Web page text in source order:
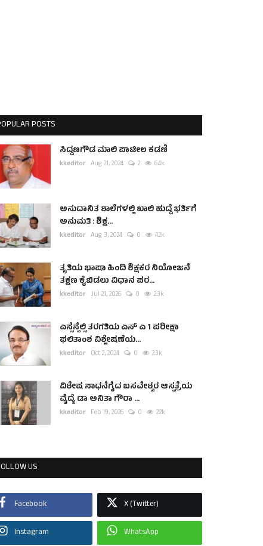
POSTS
ಸಿದ್ದಣಗೌಡ ಮಾಲಿ ಪಾಟೀಲ ಕಡಣಿ
kkeditor Aug 21, 2024 2 6.4k
ಅನುದಾನಿತ ಶಾಲೆಗಳಲ್ಲಿ ಖಾಲಿ ಹುದ್ದೆ ಭರ್ತಿಗೆ
ಅನುಮತಿ : ಶಿಕ್ಷ...
kkeditor Aug 3, 2024 0 4.2k
ತೃತಿಯ ಭಾಷಾ ಹಿಂದಿ ಶಿಕ್ಷಕರ ನಿಯೋಜನೆ
ತಕ್ಷಣ ಕೈಬಿಡಲು ವಿಧಾನ ಪರ...
kkeditor Jul 21, 2026 0 2.3k
ಎಸ್ಸೆಸ್ಸೆಲ್ಸಿ ತರಗತಿಯ ಎಸ್ ಎ 1 ಪರೀಕ್ಷಾ
ಫಲಿತಾಂಶ ವಿಶ್ಲೇಷಣೆಯ...
kkeditor Oct 2, 2024 0 2.3k
ವಿಶೇಷ ಸಾಧನೆಗೈದ ಬಸವೇಶ್ವರ ಆಸ್ಪತ್ರೆಯ
ವೈದ್ಯೆ ಡಾ ಅನಿತಾ ಗೌರಾ ...
kkeditor Feb 19, 2026 0 2.2k
US
Facebook X (Twitter)
Instagram WhatsApp